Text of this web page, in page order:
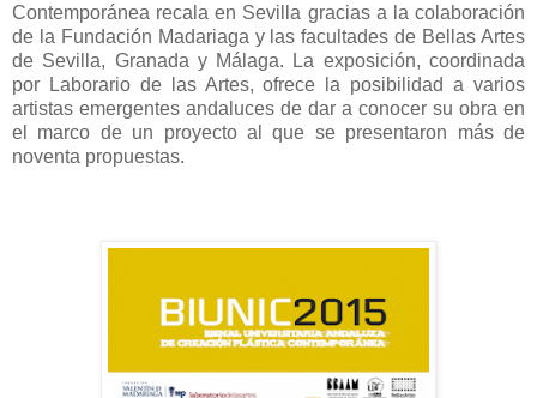
Contemporánea recala en Sevilla gracias a la colaboración
de la Fundación Madariaga y las facultades de Bellas Artes
de Sevilla, Granada y Málaga. La exposición, coordinada
por Laborario de las Artes, ofrece la posibilidad a varios
artistas emergentes andaluces de dar a conocer su obra en
el marco de un proyecto al que se presentaron más de
noventa propuestas.